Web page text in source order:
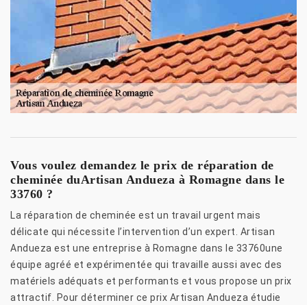
Vous voulez demandez le prix de réparation de
cheminée duArtisan Andueza à Romagne dans le
33760 ?
La réparation de cheminée est un travail urgent mais
délicate qui nécessite l’intervention d’un expert. Artisan
Andueza est une entreprise à Romagne dans le 33760une
équipe agréé et expérimentée qui travaille aussi avec des
matériels adéquats et performants et vous propose un prix
attractif. Pour déterminer ce prix Artisan Andueza étudie